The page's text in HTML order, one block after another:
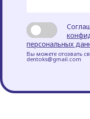
персональных
Вы можете отозвать
dentoks@gmail.com